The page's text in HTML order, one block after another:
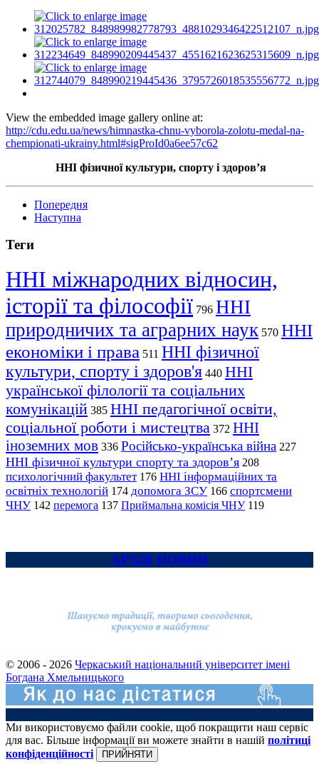
View the embedded image gallery online at:
http://cdu.edu.ua/news/himnastka-chnu-vyborola-zolotu-medal-na-
chempionati-ukrainy.html#sigProId0a6ee57c62
ННІ фізичної культури, спорту і здоров’я
Попередня
Наступна
Теги
ННІ міжнародних відносин,
історії та філософії 796 ННІ
природничих та аграрних наук 570 ННІ
економіки і права 511 ННІ фізичної
культури, спорту і здоров'я 440 ННІ
української філології та соціальних
комунікацій 385 ННІ педагогічної освіти,
соціальної роботи і мистецтва 372 ННІ
іноземних мов 336 Російсько-українська війна 227
ННІ фізичної культури спорту та здоров’я 208
психологічний факультет 176 ННІ інформаційних та
освітніх технологій 174 допомога ЗСУ 166 спортсмени
ЧНУ 142 перемога 137 Приймальна комісія ЧНУ 119
АРХІВ НОВИН
© 2006 - 2026 Черкаський національний університет імені
Богдана Хмельницького
Ми використовуємо файли cookie, щоб покращити наш сервіс
для вас. Більше інформації ви можете знайти в нашій політиці
конфіденційності
ПРИЙНЯТИ